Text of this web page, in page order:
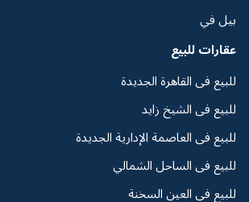
بيل في
عقارات للبيع
للبيع فى القاهرة الجديدة
للبيع فى الشيخ زايد
للبيع فى العاصمة الإدارية الجديدة
للبيع فى الساحل الشمالي
للبيع فى العين السخنة